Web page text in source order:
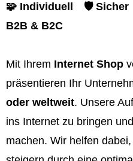
🧩 Individuell 🛡️ Sicher
B2B & B2C
Mit Ihrem Internet Shop
präsentieren Ihr
oder weltweit. Unsere
ins Internet zu bringen
machen. Wir helfen